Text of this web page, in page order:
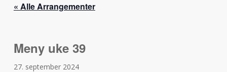
« Alle Arrangementer
Meny uke 39
27. september 2024